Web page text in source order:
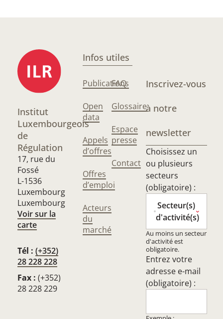
Institut
Luxembourgeois
de
Régulation
17, rue du
Fossé
L-1536
Luxembourg
Luxembourg
Voir sur la
carte
Tél : (+352)
28 228 228
Fax : (+352)
28 228 229
Infos utiles
Publications
Open
data
Appels
d’offres
Offres
d’emploi
Acteurs
du
marché
FAQ
Glossaire
Espace
presse
Contact
Inscrivez-vous
à notre
newsletter
Choisissez un
ou plusieurs
secteurs
(obligatoire) :
Secteur(s)
d'activité(s)
Au moins un secteur
d'activité est
obligatoire.
Entrez votre
adresse e-mail
(obligatoire) :